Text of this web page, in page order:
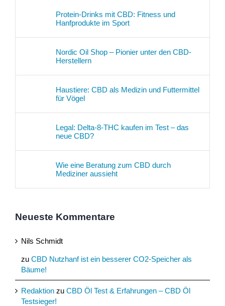
Protein-Drinks mit CBD: Fitness und
Hanfprodukte im Sport
Nordic Oil Shop – Pionier unter den CBD-
Herstellern
Haustiere: CBD als Medizin und Futtermittel
für Vögel
Legal: Delta-8-THC kaufen im Test – das
neue CBD?
Wie eine Beratung zum CBD durch
Mediziner aussieht
Neueste Kommentare
Nils Schmidt
zu CBD Nutzhanf ist ein besserer CO2-Speicher als
Bäume!
Redaktion zu CBD Öl Test & Erfahrungen – CBD Öl
Testsieger!